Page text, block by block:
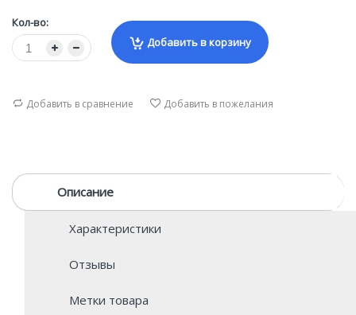
Кол-во:
Добавить в корзину
Добавить в сравнение Добавить в пожелания
Описание
Характеристики
Отзывы
Метки товара